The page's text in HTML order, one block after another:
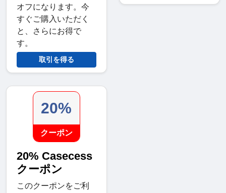
オフになります。今
すぐご購入いただく
と、さらにお得で
す。
取引を得る
20%
クーポン
20% Casecess
クーポン
このクーポンをご利